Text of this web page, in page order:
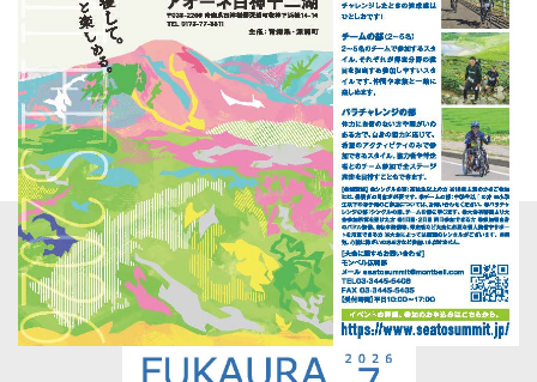
2026.07.17
白神山地フェスティバル 開催のお知らせ（白神
山地SEA TOSUMMIT同時開催）
イベント一覧を見る
広報ふかうら最新
号